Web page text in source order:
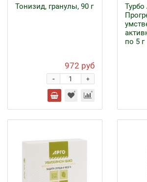
Тонизид, гранулы, 90 г
972 руб
+
-
Турбо
по 5 г